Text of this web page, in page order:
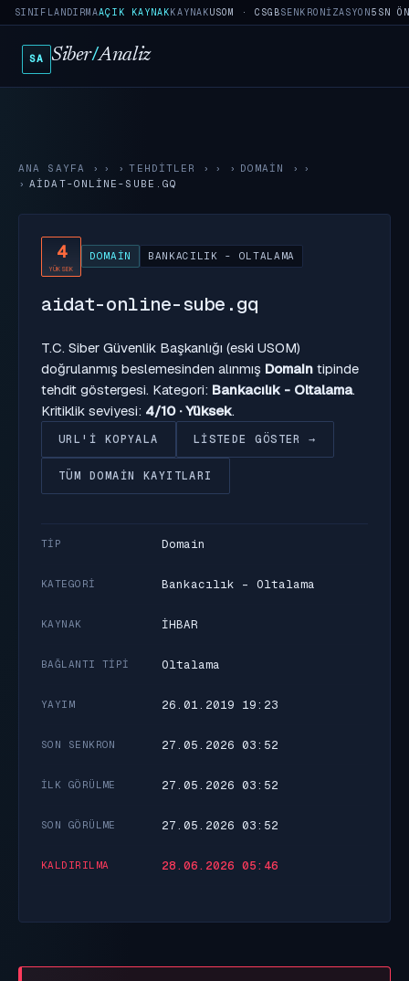
SINIFLANDIRMAAÇIK KAYNAKKAYNAKUSOM · CSGBSENKRONIZASYON5SN
SA Siber/Analiz
ANA SAYFA › TEHDITLER › DOMAIN
›
AIDAT-ONLINE-SUBE.GQ
4
YÜKSEK
DOMAIN BANKACILIK - OLTALAMA
aidat-online-sube.gq
T.C. Siber Güvenlik Başkanlığı (eski USOM)
doğrulanmış beslemesinden alınmış Domain tipinde
tehdit göstergesi. Kategori: Bankacılık - Oltalama.
Kritiklik seviyesi: 4/10 · Yüksek.
URL'I KOPYALA LISTEDE GÖSTER →
TÜM DOMAIN KAYITLARI
TIP Domain
KATEGORI Bankacılık - Oltalama
KAYNAK İHBAR
BAĞLANTI TIPI Oltalama
YAYIM 26.01.2019 19:23
SON SENKRON 27.05.2026 03:52
İLK GÖRÜLME 27.05.2026 03:52
SON GÖRÜLME 27.05.2026 03:52
KALDIRILMA 28.06.2026 05:46